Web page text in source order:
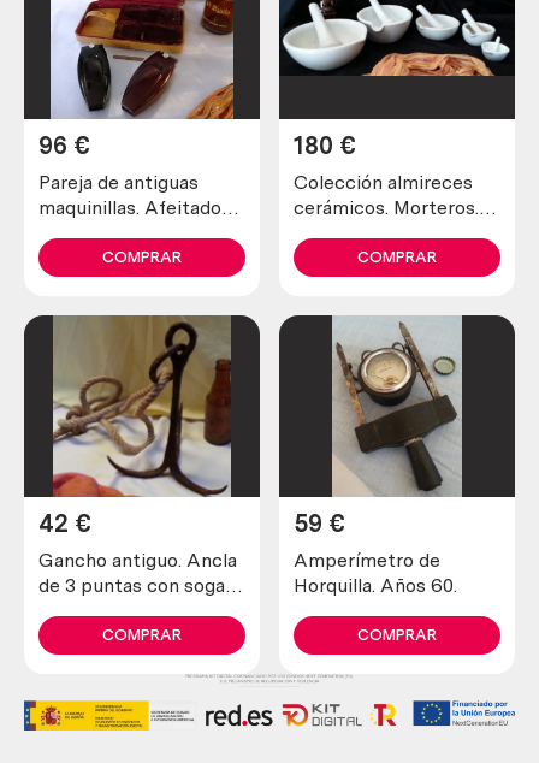
Pareja de antiguas
maquinillas. Afeitadora
schick.
96 €
COMPRAR
Colección almireces
cerámicos. Morteros.
Collection mortar
180 €
COMPRAR
Gancho antiguo. Ancla
de 3 puntas con soga
42 €
COMPRAR
Amperímetro de
Horquilla. Años 60.
59 €
COMPRAR